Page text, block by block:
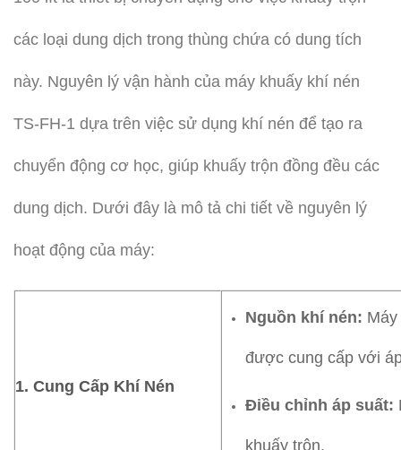
các loại dung dịch trong thùng chứa có dung tích
này. Nguyên lý vận hành của máy khuấy khí nén
TS-FH-1 dựa trên việc sử dụng khí nén để tạo ra
chuyển động cơ học, giúp khuấy trộn đồng đều các
dung dịch. Dưới đây là mô tả chi tiết về nguyên lý
hoạt động của máy:
1. Cung Cấp Khí Nén
Nguồn khí nén:
được cung cấp với
Điều chỉnh áp suất:
khuấy trộn.